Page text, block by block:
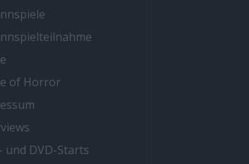
of Horror
und DVD-Starts